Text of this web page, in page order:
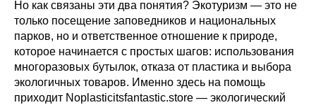
Но как связаны эти два понятия? Экотуризм — это не
только посещение заповедников и национальных
парков, но и ответственное отношение к природе,
которое начинается с простых шагов: использования
многоразовых бутылок, отказа от пластика и выбора
экологичных товаров. Именно здесь на помощь
приходит Noplasticitsfantastic.store — экологический